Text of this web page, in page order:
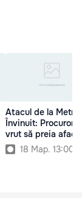
Atacul de la Metro.
Învinuit: Procurorii
vrut să preia
18 Мар. 13:00